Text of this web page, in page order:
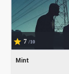
7 /10
Mint